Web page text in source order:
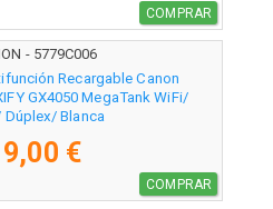
COMPRAR
- 5779C006
Recargable Canon
GX4050 MegaTank WiFi/
Dúplex/ Blanca
€
COMPRAR